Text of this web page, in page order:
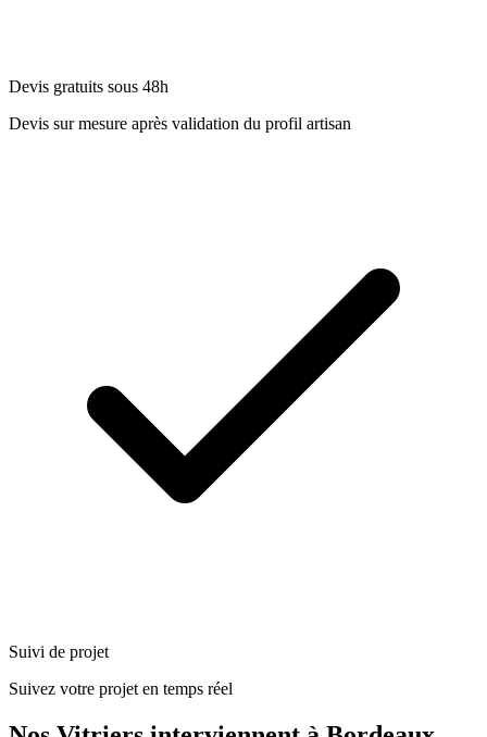
Devis gratuits sous 48h
Devis sur mesure après validation du profil artisan
Suivi de projet
Suivez votre projet en temps réel